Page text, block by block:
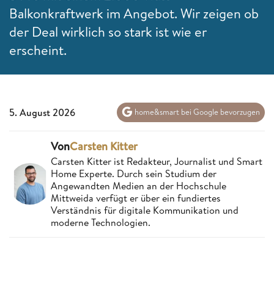
Balkonkraftwerk im Angebot. Wir zeigen ob
der Deal wirklich so stark ist wie er
erscheint.
5. August 2026 home&smart bei Google bevorzugen
VonCarsten Kitter
Carsten Kitter ist Redakteur, Journalist und Smart
Home Experte. Durch sein Studium der
Angewandten Medien an der Hochschule
Mittweida verfügt er über ein fundiertes
Verständnis für digitale Kommunikation und
moderne Technologien.